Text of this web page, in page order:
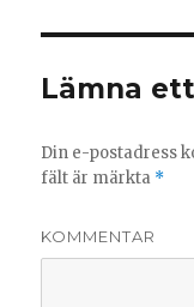
Lämna
Din e-postadress
fält är märkta *
KOMMENTAR